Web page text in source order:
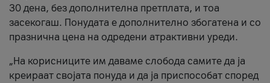
30 дена, без дополнителна претплата, и тоа
засекогаш. Понудата е дополнително збогатена и со
празнична цена на одредени атрактивни уреди.
„На корисниците им даваме слобода самите да ја
креираат својата понуда и да ја приспособат според